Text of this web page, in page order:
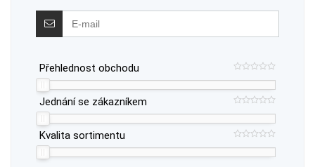
Přehlednost obchodu
Jednání se zákazníkem
Kvalita sortimentu